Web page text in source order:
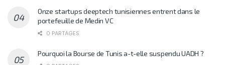
Onze startups deeptech tunisiennes entrent dans le
portefeuille de Medin VC
0 PARTAGES
Pourquoi la Bourse de Tunis a-t-elle suspendu UADH ?